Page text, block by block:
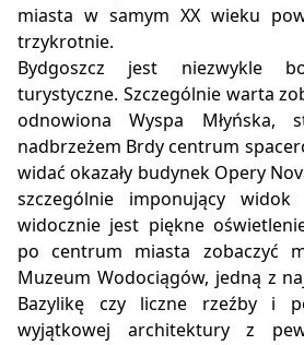
miasta w samym XX wieku
trzykrotnie.
Bydgoszcz jest niezwykle
turystyczne. Szczególnie warta
odnowiona Wyspa Młyńska,
nadbrzeżem Brdy centrum
widać okazały budynek Opery
szczególnie imponujący
widocznie jest piękne
po centrum miasta zobaczyć
Muzeum Wodociągów, jedną z
Bazylikę czy liczne rzeźby i
wyjątkowej architektury z